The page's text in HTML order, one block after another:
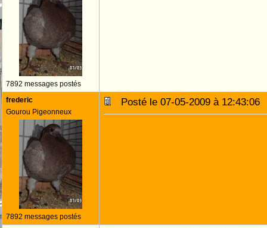
7892 messages postés
frederic
Gourou Pigeonneux
7892 messages postés
Posté le 07-05-2009 à